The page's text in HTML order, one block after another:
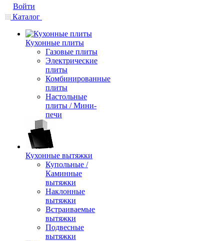
Войти
Каталог
Кухонные плиты
Газовые плиты
Электрические
плиты
Комбинированные
плиты
Настольные
плиты / Мини-
печи
Кухонные вытяжки
Купольные /
Каминные
вытяжки
Наклонные
вытяжки
Встраиваемые
вытяжки
Подвесные
вытяжки